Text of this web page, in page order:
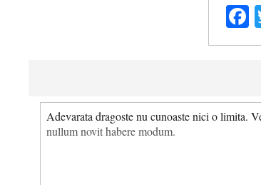
Adevarata dragoste nu cunoaste nici o limita.
nullum novit habere modum.